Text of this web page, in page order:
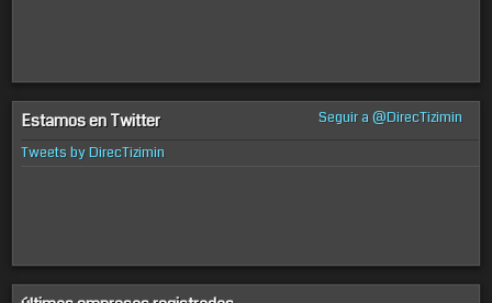
Estamos en Twitter
Seguir a @DirecTizimin
Tweets by DirecTizimin